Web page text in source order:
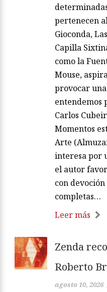
pertenecen
Gioconda,
Capilla
como la
Mouse,
provocar
entendemos
Carlos
Momentos
Arte
interesa por
el autor
con devoción
completas…
Leer más
Zenda
Roberto
agosto 10, 2026